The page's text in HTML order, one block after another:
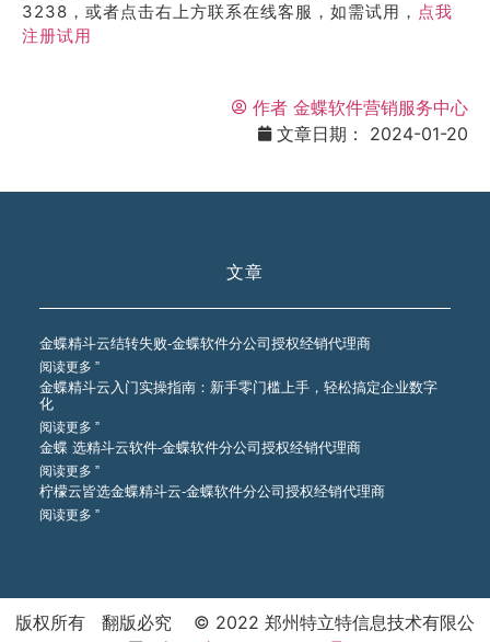
3238，或者点击右上方联系在线客服，如需试用， 点我
注册试用
作者 金蝶软件营销服务中心
文章日期：
2024-01-20
文章
金蝶精斗云结转失败-金蝶软件分公司授权经销代理商
阅读更多 ”
金蝶精斗云入门实操指南：新手零门槛上手，轻松搞定企业数字
化
阅读更多 ”
金蝶 选精斗云软件-金蝶软件分公司授权经销代理商
阅读更多 ”
柠檬云皆选金蝶精斗云-金蝶软件分公司授权经销代理商
阅读更多 ”
版权所有 翻版必究 © 2022 郑州特立特信息技术有限公